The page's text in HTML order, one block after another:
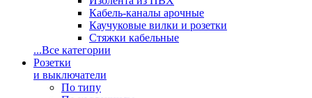
Кабель-каналы арочные
Каучуковые вилки и розетки
Стяжки кабельные
...Все категории
Розетки
и выключатели
По типу